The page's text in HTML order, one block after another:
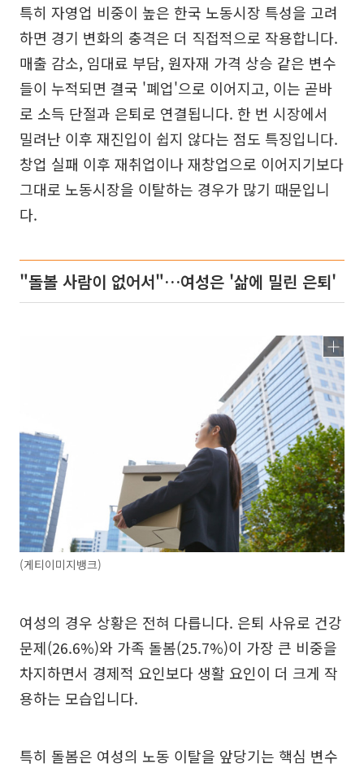
특히 자영업 비중이 높은 한국 노동시장 특성을 고려
하면 경기 변화의 충격은 더 직접적으로 작용합니다.
매출 감소, 임대료 부담, 원자재 가격 상승 같은 변수
들이 누적되면 결국 '폐업'으로 이어지고, 이는 곧바
로 소득 단절과 은퇴로 연결됩니다. 한 번 시장에서
밀려난 이후 재진입이 쉽지 않다는 점도 특징입니다.
창업 실패 이후 재취업이나 재창업으로 이어지기보다
그대로 노동시장을 이탈하는 경우가 많기 때문입니
다.
"돌볼 사람이 없어서"…여성은 '삶에 밀린 은퇴'
(게티이미지뱅크)
여성의 경우 상황은 전혀 다릅니다. 은퇴 사유로 건강
문제(26.6%)와 가족 돌봄(25.7%)이 가장 큰 비중을
차지하면서 경제적 요인보다 생활 요인이 더 크게 작
용하는 모습입니다.
특히 돌봄은 여성의 노동 이탈을 앞당기는 핵심 변수